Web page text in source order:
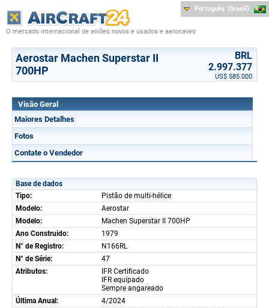
O mercado internacional de aviões novos e usados e aeronaves
Português (Brasil)
Aerostar Machen Superstar II
700HP
BRL
2.997.377
US$ 585.000
Visão Geral
Maiores Detalhes
Fotos
Contate o Vendedor
Base de dados
Tipo:
Pistão de multi-hélice
Modelo:
Aerostar
Modelo:
Machen Superstar II 700HP
Ano Construido:
1979
N° de Registro:
N166RL
N° de Série:
47
Atributos:
IFR Certificado
IFR equipado
Sempre angareado
Última Anual:
4/2024